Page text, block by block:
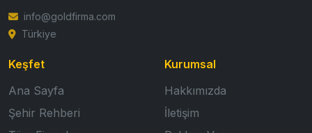
info@goldfirma.com
Türkiye
Keşfet
Ana Sayfa
Şehir Rehberi
Kurumsal
Hakkımızda
İletişim